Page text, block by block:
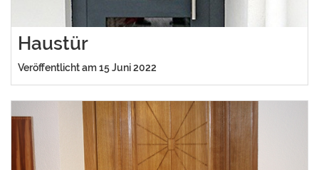
Haustür
Veröffentlicht am 15 Juni 2022